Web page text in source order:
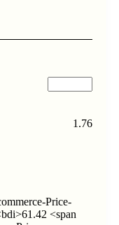
1.76
Price-
<span